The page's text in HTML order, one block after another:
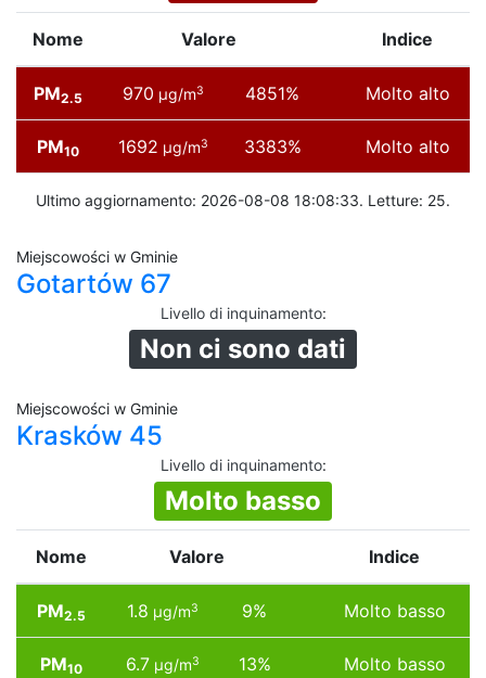
Nome Valore Indice
PM2.5 970 µg/m3 4851% Molto alto
PM10 1692 µg/m3 3383% Molto alto
Ultimo aggiornamento: 2026-08-08 18:08:33. Letture: 25.
Miejscowości w Gminie
Gotartów 67
Livello di inquinamento:
Non ci sono dati
Miejscowości w Gminie
Krasków 45
Livello di inquinamento:
Molto basso
Nome Valore Indice
PM2.5 1.8 µg/m3 9% Molto basso
PM10 6.7 µg/m3 13% Molto basso